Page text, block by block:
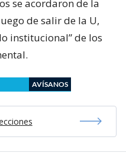
se acordaron de la
de salir de la U,
institucional” de los
AVÍSANOS